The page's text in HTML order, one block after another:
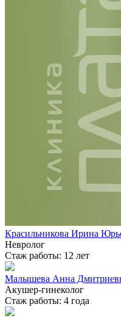
Красильникова Ирина
Невролог
Стаж работы: 12 лет
Малышева Анна
Акушер-гинеколог
Стаж работы: 4 года